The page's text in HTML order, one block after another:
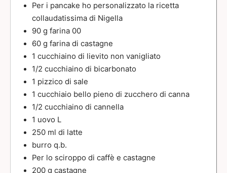
Per i pancake ho personalizzato la ricetta
collaudatissima di Nigella
90 g farina 00
60 g farina di castagne
1 cucchiaino di lievito non vanigliato
1/2 cucchiaino di bicarbonato
1 pizzico di sale
1 cucchiaio bello pieno di zucchero di canna
1/2 cucchiaino di cannella
1 uovo L
250 ml di latte
burro q.b.
Per lo sciroppo di caffè e castagne
200 g castagne